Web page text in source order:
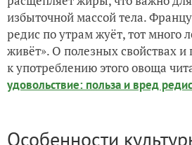
избыточной массой тела.
редис по утрам жуёт, тот много
живёт». О полезных свойствах и
к употреблению этого овоща
удовольствие: польза и вред
Особенности